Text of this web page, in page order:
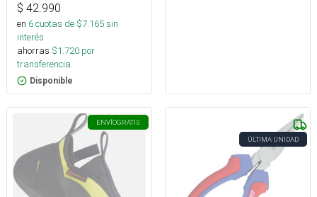
$ 42.990
en 6cuotas de $7.165sin
interés
ahorras $1.720 por
transferencia.
Disponible
ENVÍOGRATIS
ÚLTIMA UNIDAD